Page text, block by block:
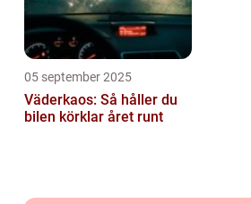
05 september 2025
Väderkaos: Så håller du
bilen körklar året runt